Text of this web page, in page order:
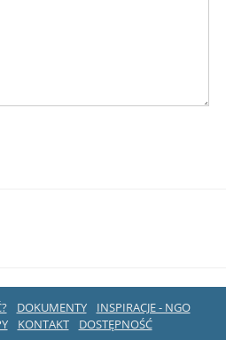
DOKUMENTY
INSPIRACJE - NGO
KONTAKT DOSTĘPNOŚĆ